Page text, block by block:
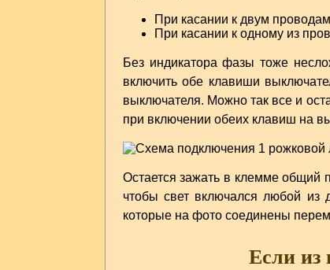
При касании к двум
При касании к одному из
Без индикатора фазы тоже
включить обе клавиши
выключателя. Можно так все и
при включении обеих клавиш на
Остается зажать в клемме общий
чтобы свет включался любой из
которые на фото соединены
Если из